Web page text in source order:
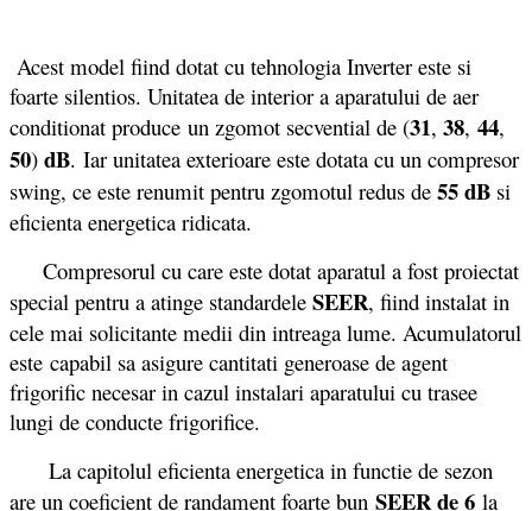
Acest model fiind dotat cu tehnologia Inverter este si
foarte silentios. Unitatea de interior a aparatului de aer
conditionat produce un zgomot secvential de (31, 38, 44,
50) dB. Iar unitatea exterioare este dotata cu un compresor
swing, ce este renumit pentru zgomotul redus de 55 dB si
eficienta energetica ridicata.
Compresorul cu care este dotat aparatul a fost proiectat
special pentru a atinge standardele SEER, fiind instalat in
cele mai solicitante medii din intreaga lume. Acumulatorul
este capabil sa asigure cantitati generoase de agent
frigorific necesar in cazul instalari aparatului cu trasee
lungi de conducte frigorifice.
La capitolul eficienta energetica in functie de sezon
are un coeficient de randament foarte bun SEER de 6 la